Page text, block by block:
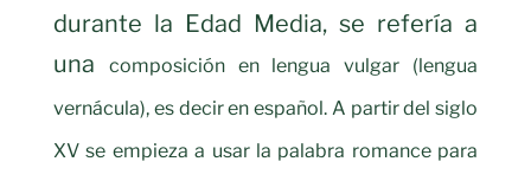
durante la Edad Media, se refería a
una
composición en lengua vulgar (lengua
vernácula), es decir en español. A partir del siglo
XV se empieza a usar la palabra romance para